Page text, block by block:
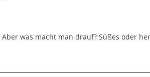
was macht man drauf? Süßes oder